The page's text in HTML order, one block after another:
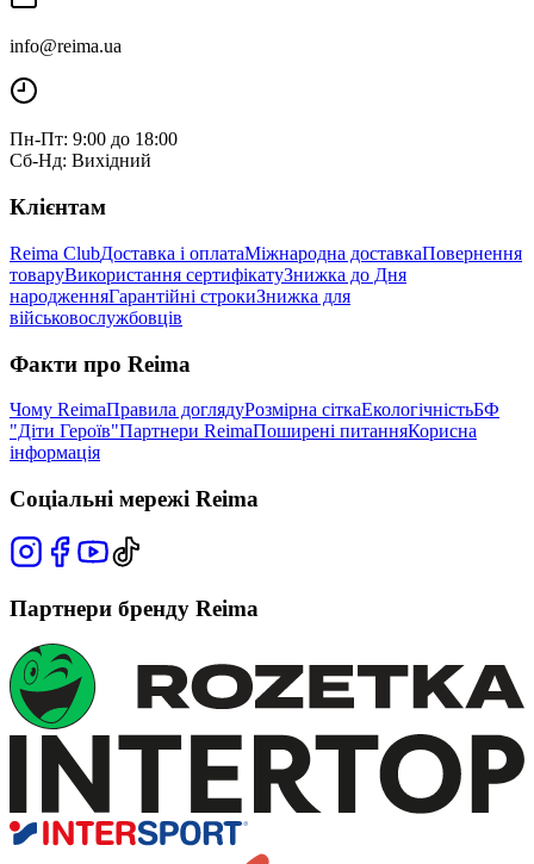
info@reima.ua
Пн-Пт: 9:00 до 18:00
Сб-Нд: Вихідний
Клієнтам
Reima ClubДоставка і оплатаМіжнародна доставкаПовернення
товаруВикористання сертифікатуЗнижка до Дня
народженняГарантійні строкиЗнижка для
військовослужбовців
Факти про Reima
Чому ReimaПравила доглядуРозмірна сіткаЕкологічністьБФ
"Діти Героїв"Партнери ReimaПоширені питанняКорисна
інформація
Соціальні мережі Reima
Партнери бренду Reima